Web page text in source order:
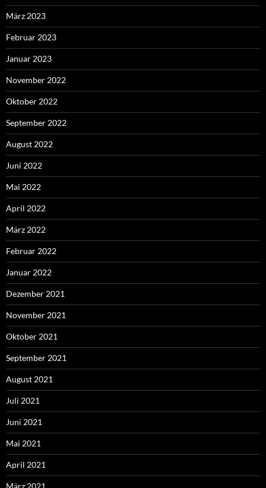
März 2023
Februar 2023
Januar 2023
November 2022
Oktober 2022
September 2022
August 2022
Juni 2022
Mai 2022
April 2022
März 2022
Februar 2022
Januar 2022
Dezember 2021
November 2021
Oktober 2021
September 2021
August 2021
Juli 2021
Juni 2021
Mai 2021
April 2021
März 2021